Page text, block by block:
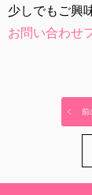
少しでもご興
お問い合わせ
前